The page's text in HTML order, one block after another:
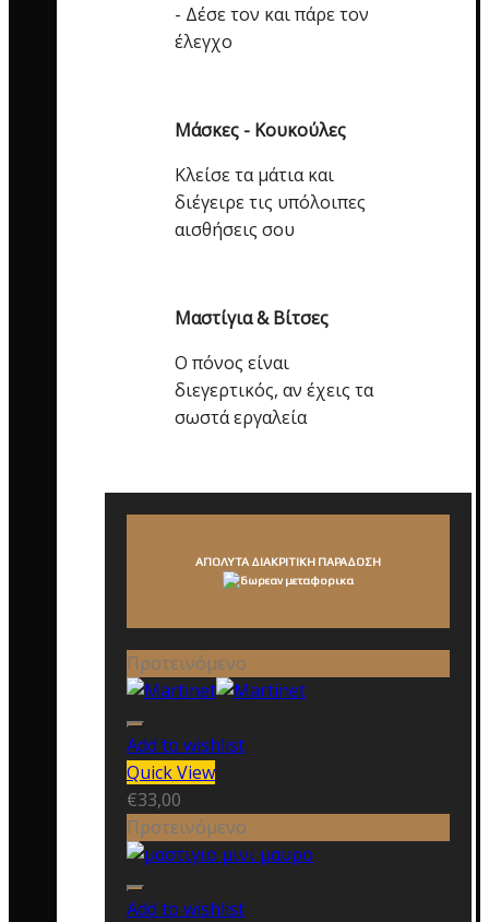
- Δέσε τον και πάρε τον
έλεγχο
Μάσκες - Κουκούλες
Κλείσε τα μάτια και
διέγειρε τις υπόλοιπες
αισθήσεις σου
Μαστίγια & Βίτσες
Ο πόνος είναι
διεγερτικός, αν έχεις τα
σωστά εργαλεία
ΑΠΟΛΥΤΑ ΔΙΑΚΡΙΤΙΚΗ ΠΑΡΑΔΟΣΗ
Προτεινόμενο
Add to wishlist
Quick View
€33,00
Προτεινόμενο
Add to wishlist